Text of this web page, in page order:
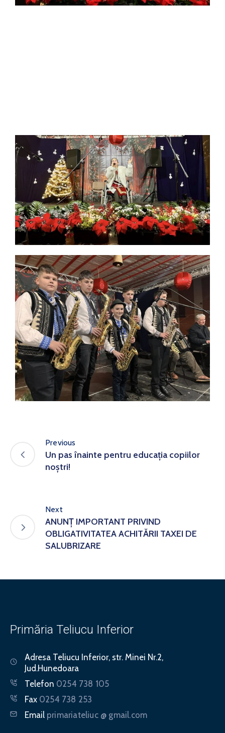
Previous
Un pas înainte pentru educația copiilor
noștri!
Next
ANUNȚ IMPORTANT PRIVIND
OBLIGATIVITATEA ACHITĂRII TAXEI DE
SALUBRIZARE
Primăria Teliucu Inferior
Adresa Teliucu Inferior, str. Minei Nr.2,
Jud.Hunedoara
Telefon 0254 738 105
Fax 0254 738 253
Email primariateliuc @ gmail.com